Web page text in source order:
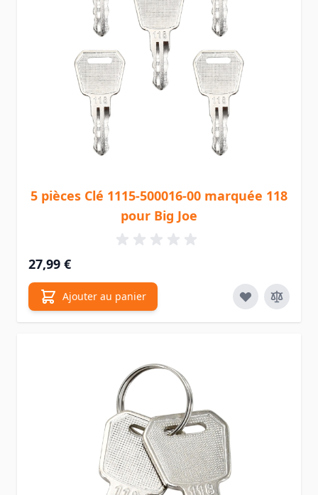
5 pièces Clé 1115-500016-00 marquée 118
pour Big Joe
27,99 €
Ajouter au panier